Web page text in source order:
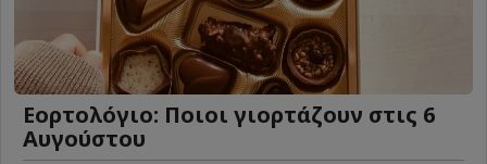
Εορτολόγιο: Ποιοι γιορτάζουν στις 6
Αυγούστου